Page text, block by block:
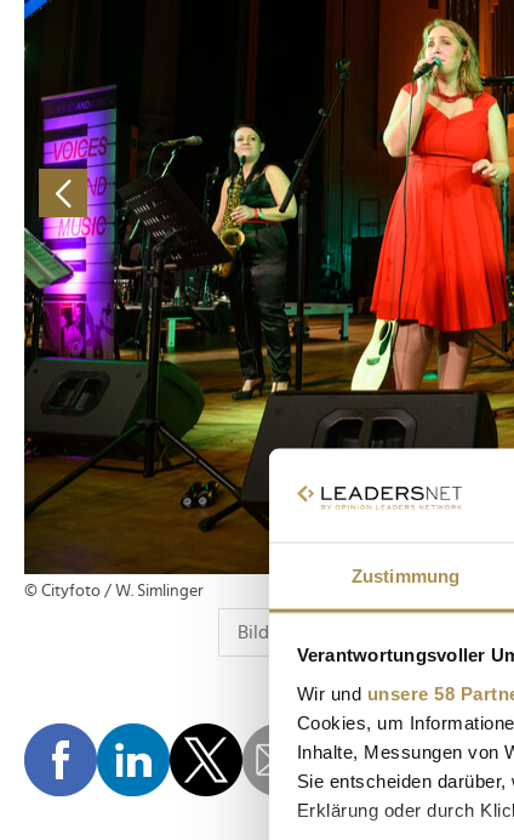
Zustimmung
Verantwortungsvoller
Wir und unsere 58
Cookies, um
Inhalte, Messungen von
Sie entscheiden
Erklärung oder durch
© Cityfoto / W. Simlinger